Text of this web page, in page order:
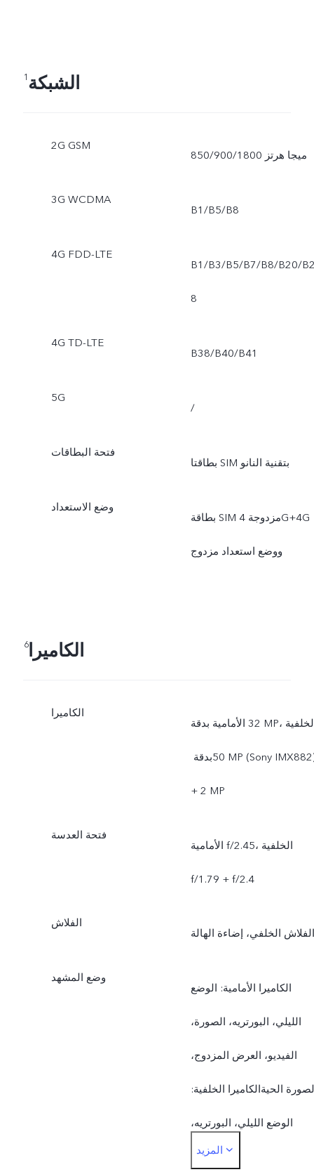
الشبكة 1
2G GSM
850/900/1800 ميجا هرتز
3G WCDMA
B1/B5/B8
4G FDD-LTE
B1/B3/B5/B7/B8/B20/
8
4G TD-LTE
B38/B40/B41
5G
/
فتحة البطاقات
بطاقتا SIM بتقنية النانو
وضع الاستعداد
بطاقة SIM مزدوجة 4G+4G
ووضع استعداد مزدوج
الكاميرا6
الكاميرا
الأمامية بدقة ‎32 MP، الخلفية
بدقة ‏‎50 MP‏ (Sony IMX882)
+ ‏‎2 MP
فتحة العدسة
الأمامية f/2.45، الخلفية
f/1.79‏ + f/2.4
الفلاش
الفلاش الخلفي، إضاءة الهالة
وضع المشهد
الكاميرا الأمامية: الوضع
الليلي، البورتريه، الصورة،
الفيديو، العرض المزدوج،
الحيةالكاميرا الخلفية:
الوضع الليلي، البورتريه،
الصورة، الفيديو، الصورة
المزيد